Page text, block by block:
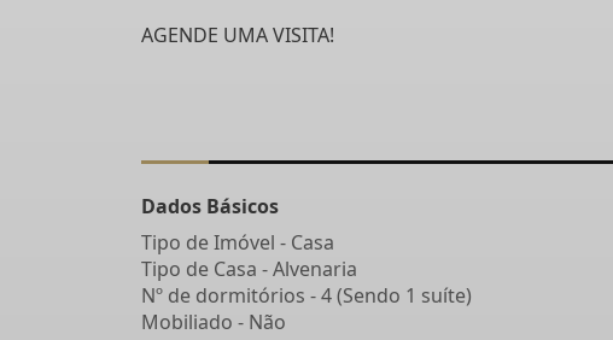
AGENDE UMA VISITA!
Dados Básicos
Tipo de Imóvel - Casa
Tipo de Casa - Alvenaria
Nº de dormitórios - 4 (Sendo 1 suíte)
Mobiliado - Não